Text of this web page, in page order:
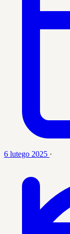
6 lutego 2025 ·